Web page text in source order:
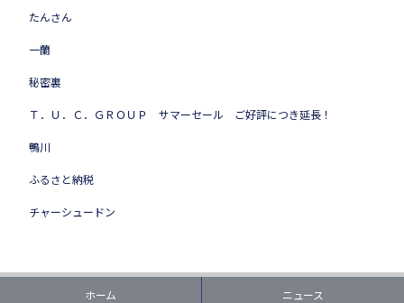
たんさん
一蘭
秘密裏
Ｔ．Ｕ．Ｃ．ＧＲＯＵＰ サマーセール ご好評につき延長！
鴨川
ふるさと納税
チャーシュードン
ホーム ニュース